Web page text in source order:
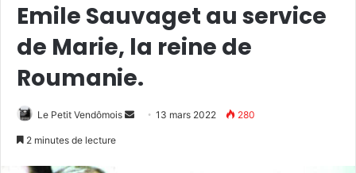
Emile Sauvaget au service
de Marie, la reine de
Roumanie.
Le Petit Vendômois 13 mars 2022 280
2 minutes de lecture